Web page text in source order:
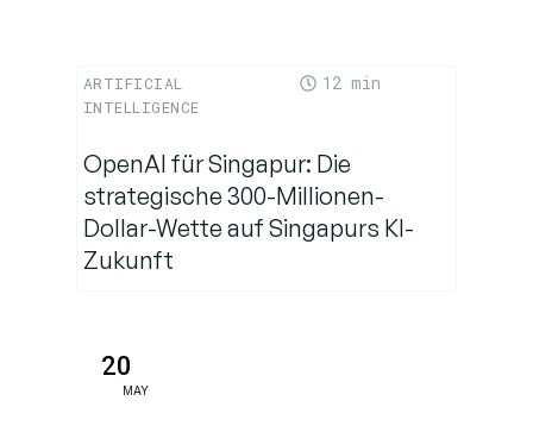
ARTIFICIAL
INTELLIGENCE
12
OpenAI für Singapur: Die
strategische 300-Millionen-
Dollar-Wette auf Singapurs KI-
Zukunft
20
MAY